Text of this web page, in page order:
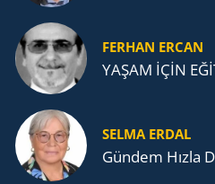
FERHAN ERCAN
YAŞAM İÇİN
SELMA ERDAL
Gündem Hızla